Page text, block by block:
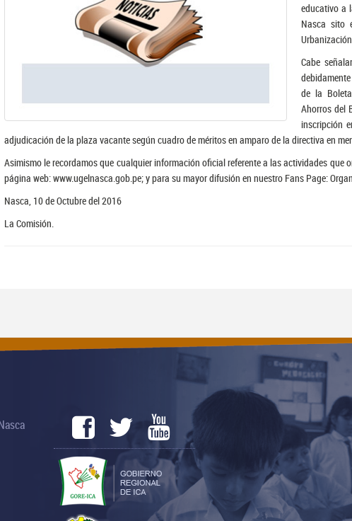
educativo a
Nasca sito
Cabe
de la
Ahorros del
inscripción
adjudicación de la plaza vacante según cuadro de méritos en amparo de la directiva en
Asimismo le recordamos que cualquier información oficial referente a las actividades que
página web: www.ugelnasca.gob.pe; y para su mayor difusión en nuestro Fans Page:
Nasca, 10 de Octubre del 2016
La Comisión.